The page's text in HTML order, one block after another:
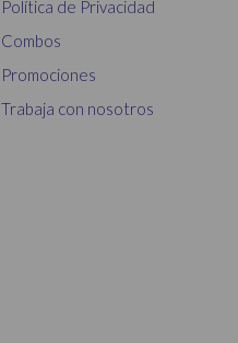
Política de Privacidad
Combos
Promociones
Trabaja con nosotros